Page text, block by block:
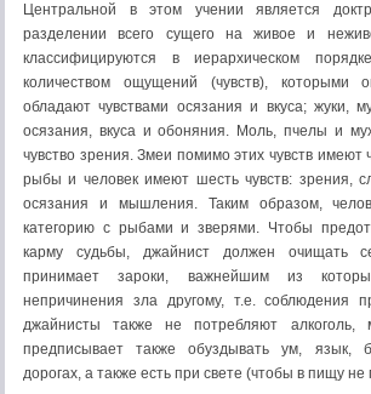
Центральной в этом учении является
разделении всего сущего на живое и
классифицируются в иерархическом
количеством ощущений (чувств), которыми
обладают чувствами осязания и вкуса; жуки,
осязания, вкуса и обоняния. Моль, пчелы и
чувство зрения. Змеи помимо этих чувств имеют
рыбы и человек имеют шесть чувств: зрения,
осязания и мышления. Таким образом,
категорию с рыбами и зверями. Чтобы
карму судьбы, джайнист должен очищать
принимает зароки, важнейшим из
непричинения зла другому, т.е. соблюдения
джайнисты также не потребляют
предписывает также обуздывать ум, язык,
дорогах, а также есть при свете (чтобы в пищу